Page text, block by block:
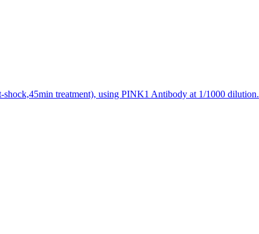
treatment), using PINK1 Antibody at 1/1000 dilution.